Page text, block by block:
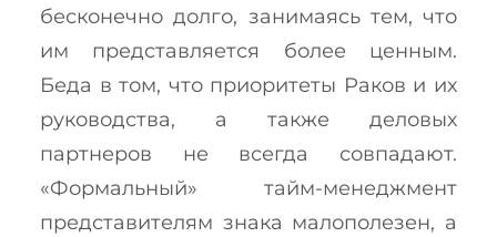
бесконечно долго, занимаясь тем, что
им представляется более ценным.
Беда в том, что приоритеты Раков и их
руководства, а также деловых
партнеров не всегда совпадают.
«Формальный» тайм-менеджмент
представителям знака малополезен, а